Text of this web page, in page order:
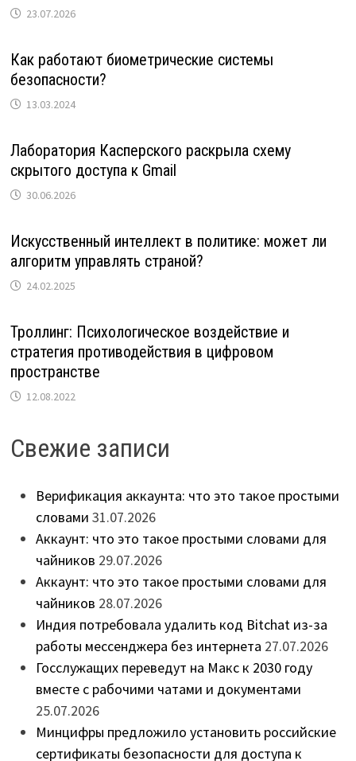
23.07.2026
Как работают биометрические системы
безопасности?
13.03.2024
Лаборатория Касперского раскрыла схему
скрытого доступа к Gmail
30.06.2026
Искусственный интеллект в политике: может ли
алгоритм управлять страной?
24.02.2025
Троллинг: Психологическое воздействие и
стратегия противодействия в цифровом
пространстве
12.08.2022
Свежие записи
Верификация аккаунта: что это такое простыми
словами 31.07.2026
Аккаунт: что это такое простыми словами для
чайников 29.07.2026
Аккаунт: что это такое простыми словами для
чайников 28.07.2026
Индия потребовала удалить код Bitchat из-за
работы мессенджера без интернета 27.07.2026
Госслужащих переведут на Макс к 2030 году
вместе с рабочими чатами и документами
25.07.2026
Минцифры предложило установить российские
сертификаты безопасности для доступа к